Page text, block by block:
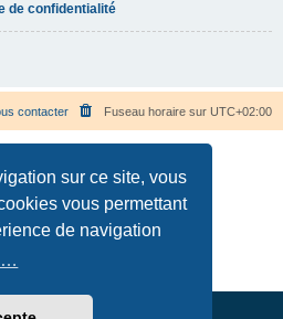
sur ce site, vous
vous permettant
de navigation
de confidentialité
Fuseau horaire sur UTC+02:00
contacter
® Forum Software © phpBB Limited